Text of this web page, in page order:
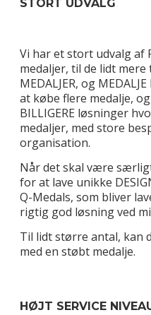
STORT UDVALG
Vi har et stort udvalg af
medaljer, til de lidt mere
MEDALJER, og
at købe flere medalje, og
BILLIGERE løsninger
medaljer, med store
organisation.
Når det skal være
for at lave unikke
Q-Medals, som bliver
rigtig god løsning ved
Til lidt større antal, kan
med en støbt medalje.
HØJT SERVICE